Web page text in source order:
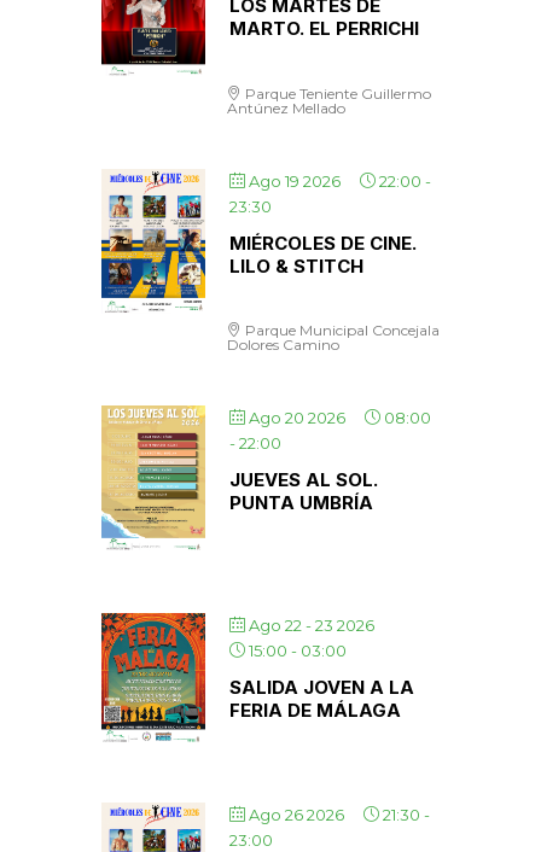
LOS MARTES DE
MARTO. EL PERRICHI
Parque Teniente Guillermo
Antúnez Mellado
Ago 19 2026 22:00 -
23:30
MIÉRCOLES DE CINE.
LILO & STITCH
Parque Municipal Concejala
Dolores Camino
Ago 20 2026
08:00
-22:00
JUEVES AL SOL.
PUNTA UMBRÍA
Ago 22 - 23 2026
15:00 - 03:00
SALIDA JOVEN A LA
FERIA DE MÁLAGA
Ago 26 2026 21:30 -
23:00